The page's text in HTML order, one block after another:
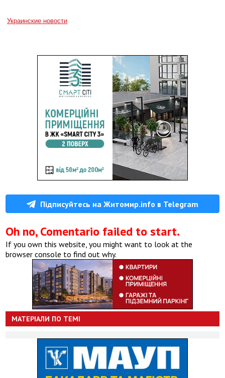
Украинские новости
Підписуйтесь на Житомир.info в Telegram
Oh no, Comentario failed to start.
If you own this website, you might want to look at the
browser console to find out why.
МАТЕРІАЛИ ПО ТЕМІ